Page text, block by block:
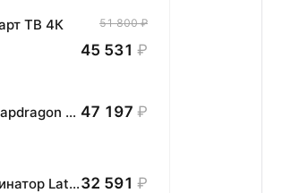
ТВ 4К 51 800 ₽
45 531 ₽
Планшет HONOR MagicPad3 Wi-Fi, 13,3", процессор Snapdragon 8, 16ГБ/512ГБ, EU 47 197 ₽
Автоматическая кофемашина Philips EP2331/10, капучинатор LatteGo, тихая работа32 591 ₽